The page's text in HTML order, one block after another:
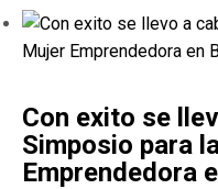
Con exito se
Simposio para
Emprendedora